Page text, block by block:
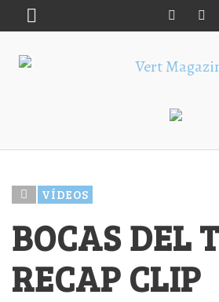
VÍDEOS
BOCAS DEL
RECAP CLIP